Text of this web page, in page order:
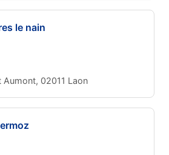
le nain
Aumont, 02011 Laon